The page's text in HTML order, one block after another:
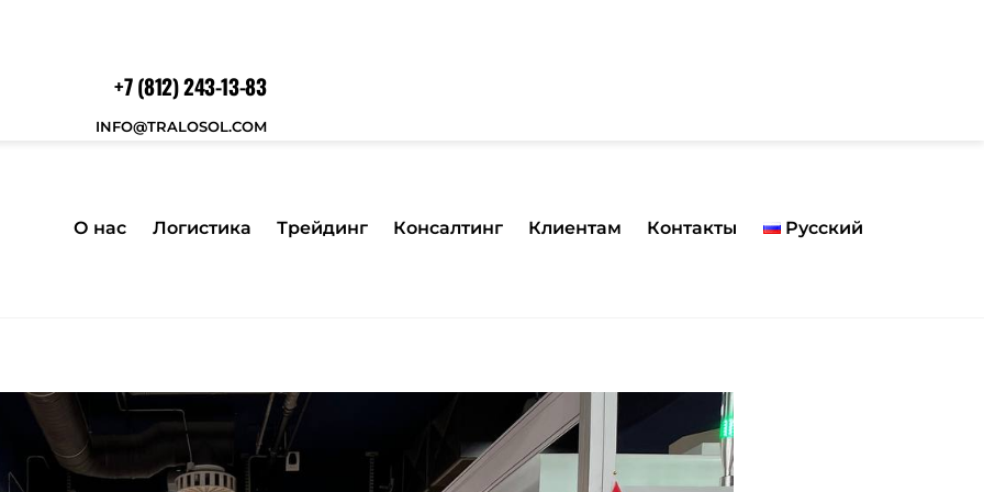
+7 (812) 243-13-83
INFO@TRALOSOL.COM
О нас Логистика Трейдинг Консалтинг Клиентам Контакты Русский